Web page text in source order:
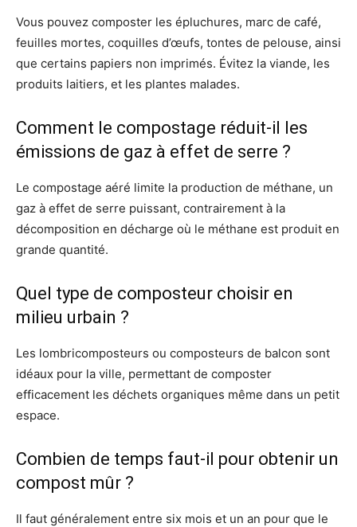
Vous pouvez composter les épluchures, marc de café,
feuilles mortes, coquilles d’œufs, tontes de pelouse, ainsi
que certains papiers non imprimés. Évitez la viande, les
produits laitiers, et les plantes malades.
Comment le compostage réduit-il les
émissions de gaz à effet de serre ?
Le compostage aéré limite la production de méthane, un
gaz à effet de serre puissant, contrairement à la
décomposition en décharge où le méthane est produit en
grande quantité.
Quel type de composteur choisir en
milieu urbain ?
Les lombricomposteurs ou composteurs de balcon sont
idéaux pour la ville, permettant de composter
efficacement les déchets organiques même dans un petit
espace.
Combien de temps faut-il pour obtenir un
compost mûr ?
Il faut généralement entre six mois et un an pour que le